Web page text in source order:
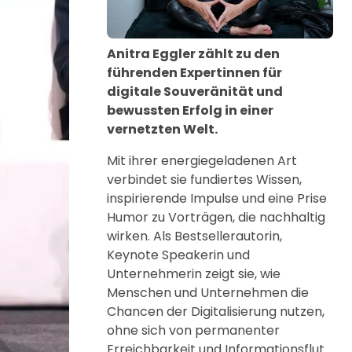
Anitra Eggler zählt zu den
führenden Expertinnen für
digitale Souveränität und
bewussten Erfolg in einer
vernetzten Welt.
Mit ihrer energiegeladenen Art
verbindet sie fundiertes Wissen,
inspirierende Impulse und eine Prise
Humor zu Vorträgen, die nachhaltig
wirken. Als Bestsellerautorin,
Keynote Speakerin und
Unternehmerin zeigt sie, wie
Menschen und Unternehmen die
Chancen der Digitalisierung nutzen,
ohne sich von permanenter